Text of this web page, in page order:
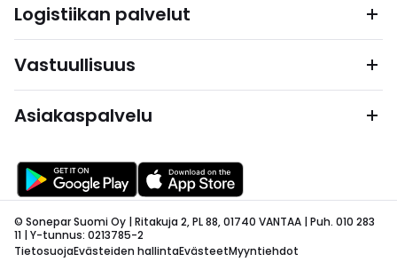
Logistiikan palvelut
Vastuullisuus
Asiakaspalvelu
© Sonepar Suomi Oy | Ritakuja 2, PL 88, 01740 VANTAA | Puh. 010 283
11 | Y-tunnus: 0213785-2
TietosuojaEvästeiden hallintaEvästeetMyyntiehdot